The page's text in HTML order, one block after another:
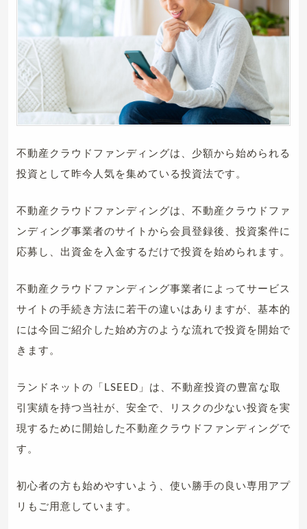
不動産クラウドファンディングは、少額から始められる
投資として昨今人気を集めている投資法です。
不動産クラウドファンディングは、不動産クラウドファ
ンディング事業者のサイトから会員登録後、投資案件に
応募し、出資金を入金するだけで投資を始められます。
不動産クラウドファンディング事業者によってサービス
サイトの手続き方法に若干の違いはありますが、基本的
には今回ご紹介した始め方のような流れで投資を開始で
きます。
ランドネットの「LSEED」は、不動産投資の豊富な取
引実績を持つ当社が、安全で、リスクの少ない投資を実
現するために開始した不動産クラウドファンディングで
す。
初心者の方も始めやすいよう、使い勝手の良い専用アプ
リもご用意しています。